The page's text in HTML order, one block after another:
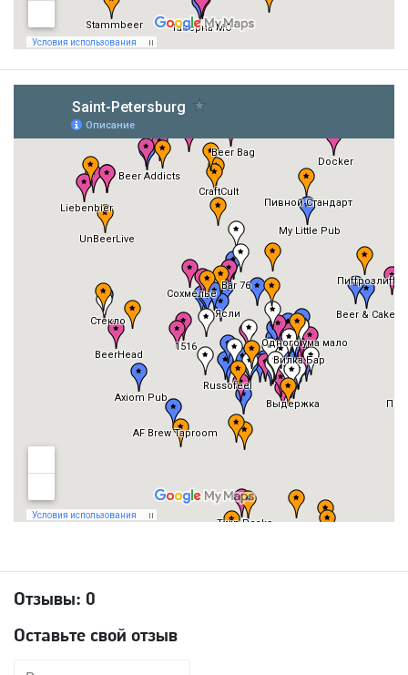
Отзывы: 0
Оставьте свой отзыв